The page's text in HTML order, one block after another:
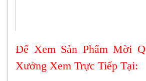
Để Xem Sản Phẩm Mời
Xưởng Xem Trực Tiếp Tại: